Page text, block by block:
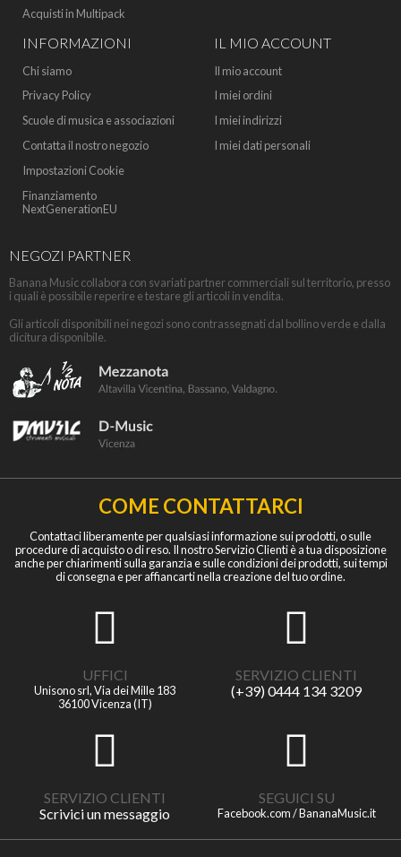
Acquisti in Multipack
INFORMAZIONI
Chi siamo
Privacy Policy
Scuole di musica e associazioni
Contatta il nostro negozio
Impostazioni Cookie
Finanziamento
NextGenerationEU
IL MIO ACCOUNT
Il mio account
I miei ordini
I miei indirizzi
I miei dati personali
NEGOZI PARTNER
Banana Music collabora con svariati partner commerciali sul territorio, presso
i quali è possibile reperire e testare gli articoli in vendita.
Gli articoli disponibili nei negozi sono contrassegnati dal bollino verde e dalla
dicitura disponibile.
COME CONTATTARCI
Contattaci liberamente per qualsiasi informazione sui prodotti, o sulle
procedure di acquisto o di reso. Il nostro Servizio Clienti è a tua disposizione
anche per chiarimenti sulla garanzia e sulle condizioni dei prodotti, sui tempi
di consegna e per affiancarti nella creazione del tuo ordine.
UFFICI
Unisono srl, Via dei Mille 183
36100 Vicenza (IT)
SERVIZIO CLIENTI
(+39) 0444 134 3209
SERVIZIO CLIENTI
Scrivici un messaggio
SEGUICI SU
Facebook.com / BananaMusic.it